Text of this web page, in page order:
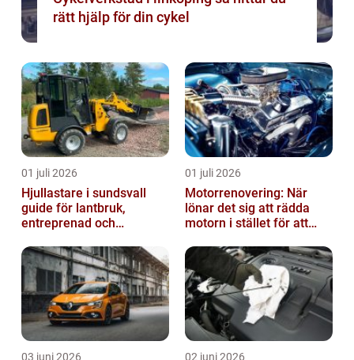
rätt hjälp för din cykel
01 juli 2026
Hjullastare i sundsvall
guide för lantbruk,
entreprenad och
01 juli 2026
Motorrenovering: När
lönar det sig att rädda
motorn i stället för att
03 juni 2026 02 juni 2026